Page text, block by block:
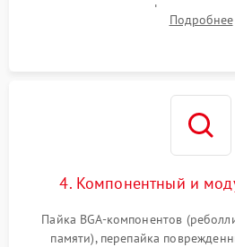
микросхем флеш-памяти
Подробнее
4. Компонентный и
Пайка BGA-компонентов
памяти), перепайка